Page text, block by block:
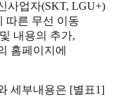
사업자(SKT, LGU+)
따른 무선 이동
내용의 추가,
홈페이지에
세부내용은 [별표1]